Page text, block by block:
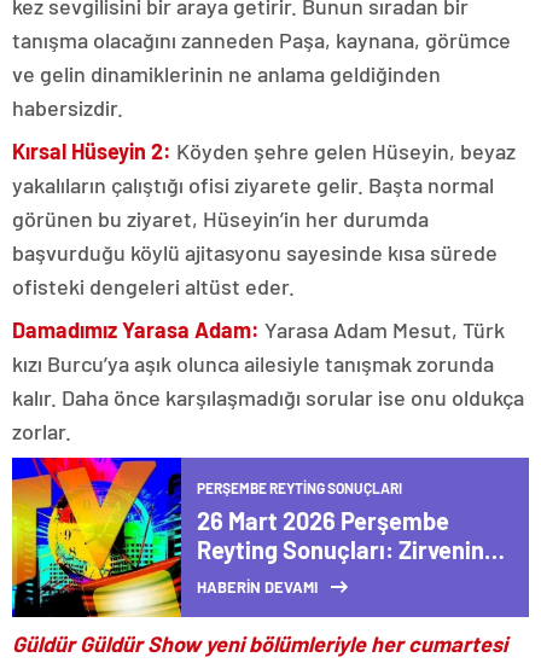
kez sevgilisini bir araya getirir. Bunun sıradan bir
tanışma olacağını zanneden Paşa, kaynana, görümce
ve gelin dinamiklerinin ne anlama geldiğinden
habersizdir.
Kırsal Hüseyin 2: Köyden şehre gelen Hüseyin, beyaz
yakalıların çalıştığı ofisi ziyarete gelir. Başta normal
görünen bu ziyaret, Hüseyin’in her durumda
başvurduğu köylü ajitasyonu sayesinde kısa sürede
ofisteki dengeleri altüst eder.
Damadımız Yarasa Adam: Yarasa Adam Mesut, Türk
kızı Burcu’ya aşık olunca ailesiyle tanışmak zorunda
kalır. Daha önce karşılaşmadığı sorular ise onu oldukça
zorlar.
PERŞEMBE REYTING SONUÇLARI
26 Mart 2026 Perşembe
Reyting Sonuçları: Zirvenin
Sahibi Belli Oldu!
HABERİN DEVAMI
Güldür Güldür Show yeni bölümleriyle her cumartesi